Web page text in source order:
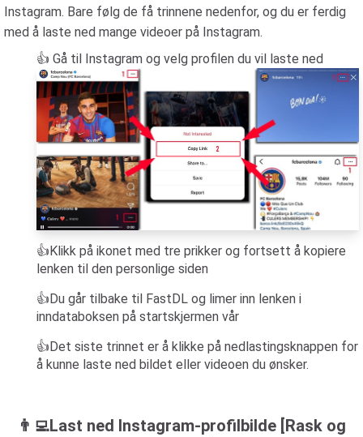
Instagram. Bare følg de få trinnene nedenfor, og du er ferdig
med å laste ned mange videoer på Instagram.
👍 Gå til Instagram og velg profilen du vil laste ned
👍Klikk på ikonet med tre prikker og fortsett å kopiere
lenken til den personlige siden
👍Du går tilbake til FastDL og limer inn lenken i
inndataboksen på startskjermen vår
👍Det siste trinnet er å klikke på nedlastingsknappen for
å kunne laste ned bildet eller videoen du ønsker.
👨‍💻Last ned Instagram-profilbilde [Rask og